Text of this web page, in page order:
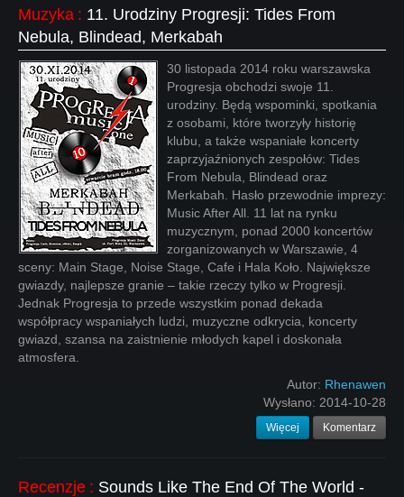
Muzyka : 11. Urodziny Progresji: Tides From
Nebula, Blindead, Merkabah
30 listopada 2014 roku warszawska
Progresja obchodzi swoje 11.
urodziny. Będą wspominki, spotkania
z osobami, które tworzyły historię
klubu, a także wspaniałe koncerty
zaprzyjaźnionych zespołów: Tides
From Nebula, Blindead oraz
Merkabah. Hasło przewodnie imprezy:
Music After All. 11 lat na rynku
muzycznym, ponad 2000 koncertów
zorganizowanych w Warszawie, 4
sceny: Main Stage, Noise Stage, Cafe i Hala Koło. Największe
gwiazdy, najlepsze granie – takie rzeczy tylko w Progresji.
Jednak Progresja to przede wszystkim ponad dekada
współpracy wspaniałych ludzi, muzyczne odkrycia, koncerty
gwiazd, szansa na zaistnienie młodych kapel i doskonała
atmosfera.
Autor: Rhenawen
Wysłano: 2014-10-28
Więcej Komentarz
Recenzje : Sounds Like The End Of The World -